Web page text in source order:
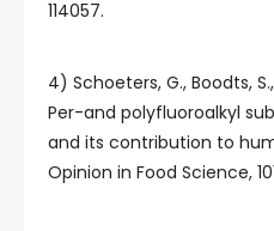
114057.
4) Schoeters, G., Boodts,
Per-and polyfluoroalkyl
and its contribution to
Opinion in Food Science,